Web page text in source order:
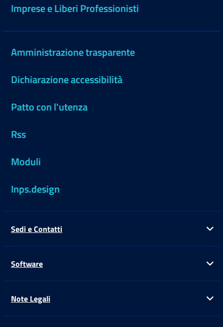
Imprese e Liberi Professionisti
Amministrazione trasparente
Dichiarazione accessibilità
Patto con l'utenza
Rss
Moduli
Inps.design
Sedi e Contatti
Software
Note Legali